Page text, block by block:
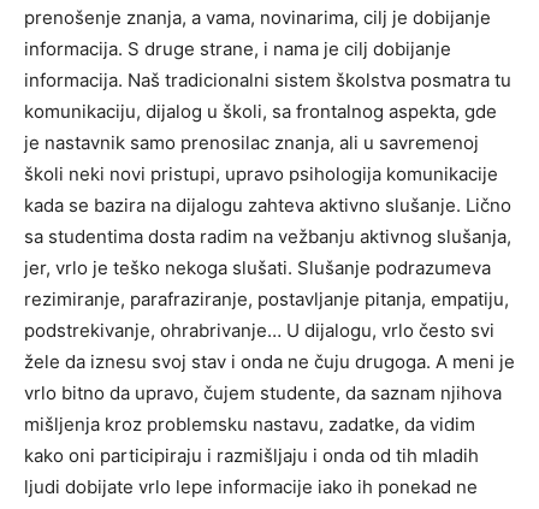
prenošenje znanja, a vama, novinarima, cilj je dobijanje
informacija. S druge strane, i nama je cilj dobijanje
informacija. Naš tradicionalni sistem školstva posmatra tu
komunikaciju, dijalog u školi, sa frontalnog aspekta, gde
je nastavnik samo prenosilac znanja, ali u savremenoj
školi neki novi pristupi, upravo psihologija komunikacije
kada se bazira na dijalogu zahteva aktivno slušanje. Lično
sa studentima dosta radim na vežbanju aktivnog slušanja,
jer, vrlo je teško nekoga slušati. Slušanje podrazumeva
rezimiranje, parafraziranje, postavljanje pitanja, empatiju,
podstrekivanje, ohrabrivanje… U dijalogu, vrlo često svi
žele da iznesu svoj stav i onda ne čuju drugoga. A meni je
vrlo bitno da upravo, čujem studente, da saznam njihova
mišljenja kroz problemsku nastavu, zadatke, da vidim
kako oni participiraju i razmišljaju i onda od tih mladih
ljudi dobijate vrlo lepe informacije iako ih ponekad ne